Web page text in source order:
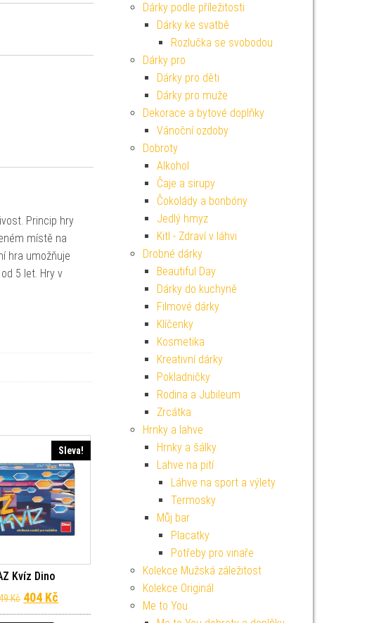
Princip hry
místě na
hra umožňuje
5 let. Hry v
Kč.
Sleva!
Kvíz Dino
Kč Původní cena byla: 449 Kč.
404 Kč Aktuální cena je: 404 Kč.
Dárky podle příležitosti
Dárky ke svatbě
Rozlučka se svobodou
Dárky pro
Dárky pro děti
Dárky pro muže
Dekorace a bytové doplňky
Vánoční ozdoby
Dobroty
Alkohol
Čaje a sirupy
Čokolády a bonbóny
Jedlý hmyz
Kitl - Zdraví v láhvi
Drobné dárky
Beautiful Day
Dárky do kuchyně
Filmové dárky
Klíčenky
Kosmetika
Kreativní dárky
Pokladničky
Rodina a Jubileum
Zrcátka
Hrnky a lahve
Hrnky a šálky
Lahve na pití
Láhve na sport a výlety
Termosky
Můj bar
Placatky
Potřeby pro vinaře
Kolekce Mužská záležitost
Kolekce Originál
Me to You